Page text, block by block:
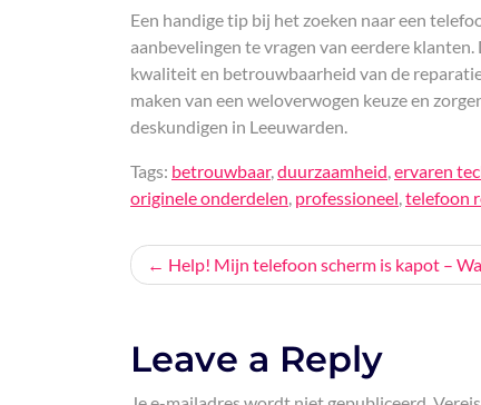
Een handige tip bij het zoeken naar een
aanbevelingen te vragen van eerdere
kwaliteit en betrouwbaarheid van de
maken van een weloverwogen keuze en
deskundigen in Leeuwarden.
Tags: betrouwbaar,duurzaamheid,ervaren
originele onderdelen, professioneel,telefoon
Bericht
Help! Mijn telefoon scherm is kapot –
Leave a Reply